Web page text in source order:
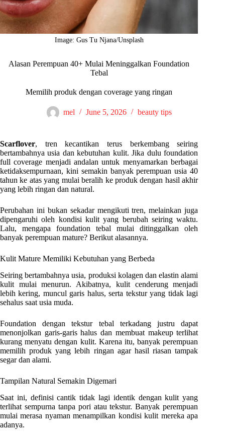
Image: Gus Tu Njana/Unsplash
Alasan Perempuan 40+ Mulai Meninggalkan Foundation
Tebal
Memilih produk dengan coverage yang ringan
mel June 5, 2026 beauty tips
Scarflover, tren kecantikan terus berkembang seiring
bertambahnya usia dan kebutuhan kulit. Jika dulu foundation
full coverage menjadi andalan untuk menyamarkan berbagai
ketidaksempurnaan, kini semakin banyak perempuan usia 40
tahun ke atas yang mulai beralih ke produk dengan hasil akhir
yang lebih ringan dan natural.
Perubahan ini bukan sekadar mengikuti tren, melainkan juga
dipengaruhi oleh kondisi kulit yang berubah seiring waktu.
Lalu, mengapa foundation tebal mulai ditinggalkan oleh
banyak perempuan mature? Berikut alasannya.
Kulit Mature Memiliki Kebutuhan yang Berbeda
Seiring bertambahnya usia, produksi kolagen dan elastin alami
kulit mulai menurun. Akibatnya, kulit cenderung menjadi
lebih kering, muncul garis halus, serta tekstur yang tidak lagi
sehalus saat usia muda.
Foundation dengan tekstur tebal terkadang justru dapat
menonjolkan garis-garis halus dan membuat makeup terlihat
kurang menyatu dengan kulit. Karena itu, banyak perempuan
memilih produk yang lebih ringan agar hasil riasan tampak
segar dan alami.
Tampilan Natural Semakin Digemari
Saat ini, definisi cantik tidak lagi identik dengan kulit yang
terlihat sempurna tanpa pori atau tekstur. Banyak perempuan
mulai merasa nyaman menampilkan kondisi kulit mereka apa
adanya.